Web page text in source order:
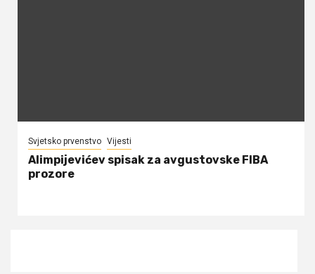
Svjetsko prvenstvo Vijesti
Alimpijevićev spisak za avgustovske FIBA
prozore